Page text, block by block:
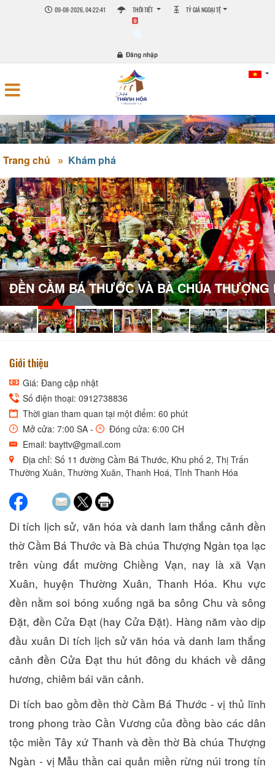
09-08-2026, 04:22:42 THỜI TIẾT TỶ GIÁ NGOẠI TỆ
0
Đăng nhập
Trang chủ Khám phá
ĐỀN CẦM BÁ THƯỚC VÀ BÀ CHÚA THƯỢNG
Giới thiệu
Giá: Đang cập nhật
Số điện thoại: 0912738836
Thời gian tham quan tại một điểm: 60 phút
Mở cửa: 7:00 SA -
Đóng cửa: 6:00 CH
Email: bayttv@gmail.com
Địa chỉ: Số 11 đường Cầm Bá Thước, Khu phố 2, Thị Trấn
Thường Xuân, Thường Xuân, Thanh Hoá, Tỉnh Thanh Hóa
Di tích lịch sử, văn hóa và danh lam thắng cảnh đền
thờ Cầm Bá Thước và Bà chúa Thượng Ngàn tọa lạc
trên vùng đất mường Chiềng Vạn, nay là xã Vạn
Xuân, huyện Thường Xuân, Thanh Hóa. Khu vực
đền nằm soi bóng xuống ngã ba sông Chu và sông
Đặt, đền Cửa Đạt (hay Cửa Đặt). Hàng năm vào dịp
đầu xuân Di tích lịch sử văn hóa và danh lam thắng
cảnh đền Cửa Đạt thu hút đông du khách về dâng
hương, chiêm bái vãn cảnh.
Di tích bao gồm đền thờ Cầm Bá Thước - vị thủ lĩnh
trong phong trào Cần Vương của đồng bào các dân
tộc miền Tây xứ Thanh và đền thờ Bà chúa Thượng
Ngàn - vị Mẫu thần cai quản miền rừng núi trong tín